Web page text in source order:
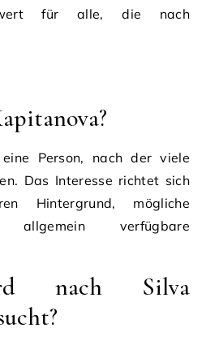
für alle, die nach
Person, nach der viele
Das Interesse richtet sich
Hintergrund, mögliche
verfügbare
nach Silva